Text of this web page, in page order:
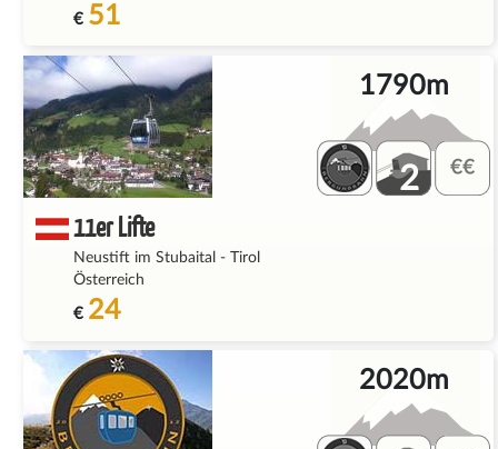
€ 51
11er Lifte
Neustift im Stubaital -
Tirol
Österreich
€ 24
1790m
2
2020m